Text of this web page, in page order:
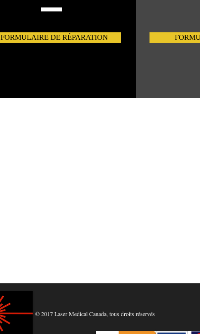
FORMULAIRE DE RÉPARATION
© 2017 Laser Medical Canada, tous droits réservés